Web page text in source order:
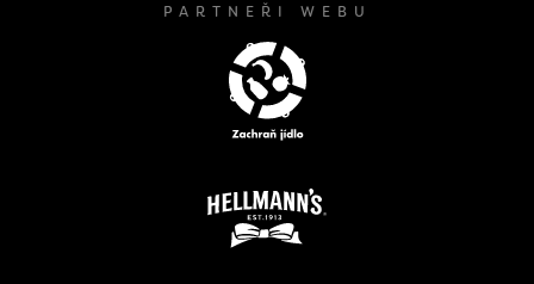
PARTNEŘI WEBU